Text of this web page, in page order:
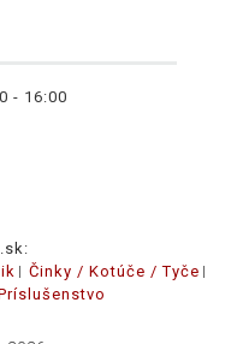
- 16:00
Činky / Kotúče / Tyče